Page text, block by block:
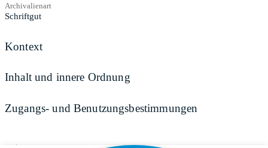
Archivalienart
Schriftgut
Kontext
Inhalt und innere Ordnung
Zugangs- und Benutzungsbestimmungen